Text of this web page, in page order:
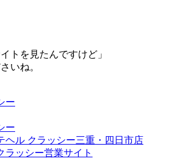
トを見たんですけど」
いね。
ー
ー
ラッシー営業サイト